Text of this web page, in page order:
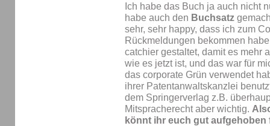
Ich habe das Buch ja auch nicht
habe auch den Buchsatz
sehr, sehr happy, dass ich zum
Rückmeldungen bekommen
catchier gestaltet, damit es mehr
wie es jetzt ist, und das war für
das corporate Grün verwendet
ihrer Patentanwaltskanzlei
dem Springerverlag z.B.
Mitspracherecht aber wichtig.
könnt ihr euch gut aufgehoben